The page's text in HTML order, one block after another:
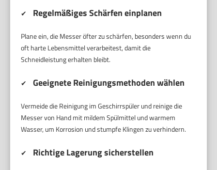
✔ Regelmäßiges Schärfen einplanen
Plane ein, die Messer öfter zu schärfen, besonders wenn du
oft harte Lebensmittel verarbeitest, damit die
Schneidleistung erhalten bleibt.
✔ Geeignete Reinigungsmethoden wählen
Vermeide die Reinigung im Geschirrspüler und reinige die
Messer von Hand mit mildem Spülmittel und warmem
Wasser, um Korrosion und stumpfe Klingen zu verhindern.
✔ Richtige Lagerung sicherstellen